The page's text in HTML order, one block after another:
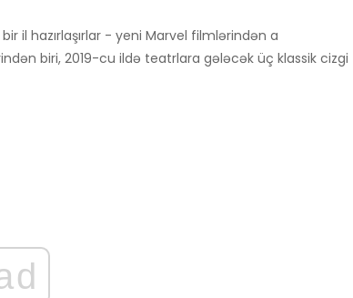
il hazırlaşırlar - yeni Marvel filmlərindən a
biri, 2019-cu ildə teatrlara gələcək üç klassik cizgi